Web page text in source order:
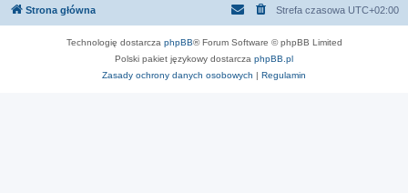
Strona główna Strefa czasowa UTC+02:00
Technologię dostarcza phpBB® Forum Software © phpBB Limited
Polski pakiet językowy dostarcza phpBB.pl
Zasady ochrony danych osobowych | Regulamin